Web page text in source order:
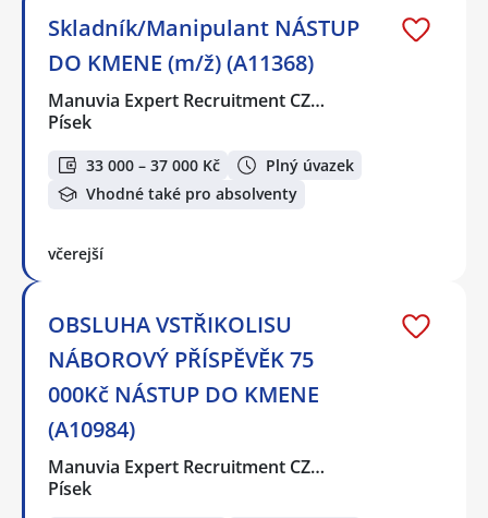
Skladník/Manipulant NÁSTUP
DO KMENE (m/ž) (A11368)
Manuvia Expert Recruitment CZ…
Písek
33 000 – 37 000 Kč
Plný úvazek
Vhodné také pro absolventy
včerejší
OBSLUHA VSTŘIKOLISU
NÁBOROVÝ PŘÍSPĚVĚK 75
000Kč NÁSTUP DO KMENE
(A10984)
Manuvia Expert Recruitment CZ…
Písek